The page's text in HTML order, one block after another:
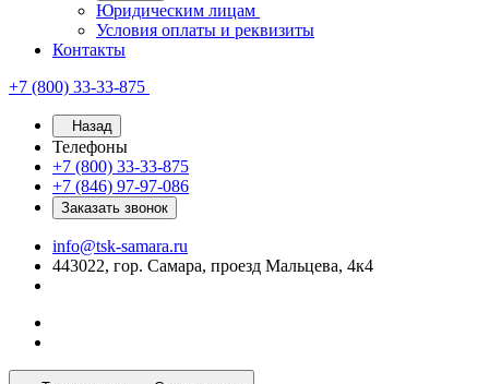
Юридическим лицам
Условия оплаты и реквизиты
Контакты
+7 (800) 33-33-875
Назад
Телефоны
+7 (800) 33-33-875
+7 (846) 97-97-086
Заказать звонок
info@tsk-samara.ru
443022, гор. Самара, проезд Мальцева, 4к4